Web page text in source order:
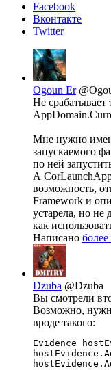
Facebook
Вконтакте
Twitter
Ogoun Er
Не срабатывает
Мне нужно
запускаемого
по ней
А
возможность,
Framework и
устарела, но
как
Написано более
Dzuba @Dzuba
Вы смотрели
Возможно,
вроде такого:
Evidence